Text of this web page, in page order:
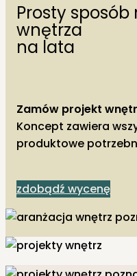
Prosty
wnętrza
na lata
Zamów projekt
Koncept zawiera
produktowe
zdobądź wycenę